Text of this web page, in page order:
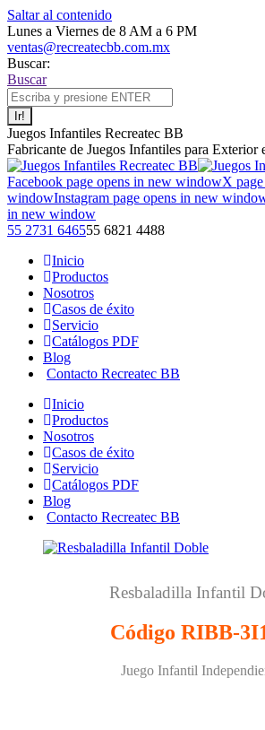
Saltar al contenido
Lunes a Viernes de 8 AM a 6 PM
ventas@recreatecbb.com.mx
Buscar:
Buscar
Juegos Infantiles Recreatec BB
Fabricante de Juegos Infantiles para Exterior
Facebook page opens in new windowX
windowInstagram page opens in new
in new window
55 2731 646555 6821 4488
Inicio
Productos
Nosotros
Casos de éxito
Servicio
Catálogos PDF
Blog
Contacto Recreatec BB
Inicio
Productos
Nosotros
Casos de éxito
Servicio
Catálogos PDF
Blog
Contacto Recreatec BB
Resbaladilla Infantil
Código RIBB-
Juego Infantil